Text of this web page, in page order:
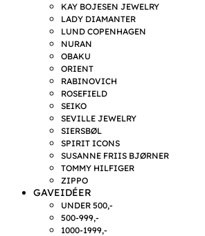
KAY BOJESEN JEWELRY
LADY DIAMANTER
LUND COPENHAGEN
NURAN
OBAKU
ORIENT
RABINOVICH
ROSEFIELD
SEIKO
SEVILLE JEWELRY
SIERSBØL
SPIRIT ICONS
SUSANNE FRIIS BJØRNER
TOMMY HILFIGER
ZIPPO
GAVEIDÉER
UNDER 500,-
500-999,-
1000-1999,-